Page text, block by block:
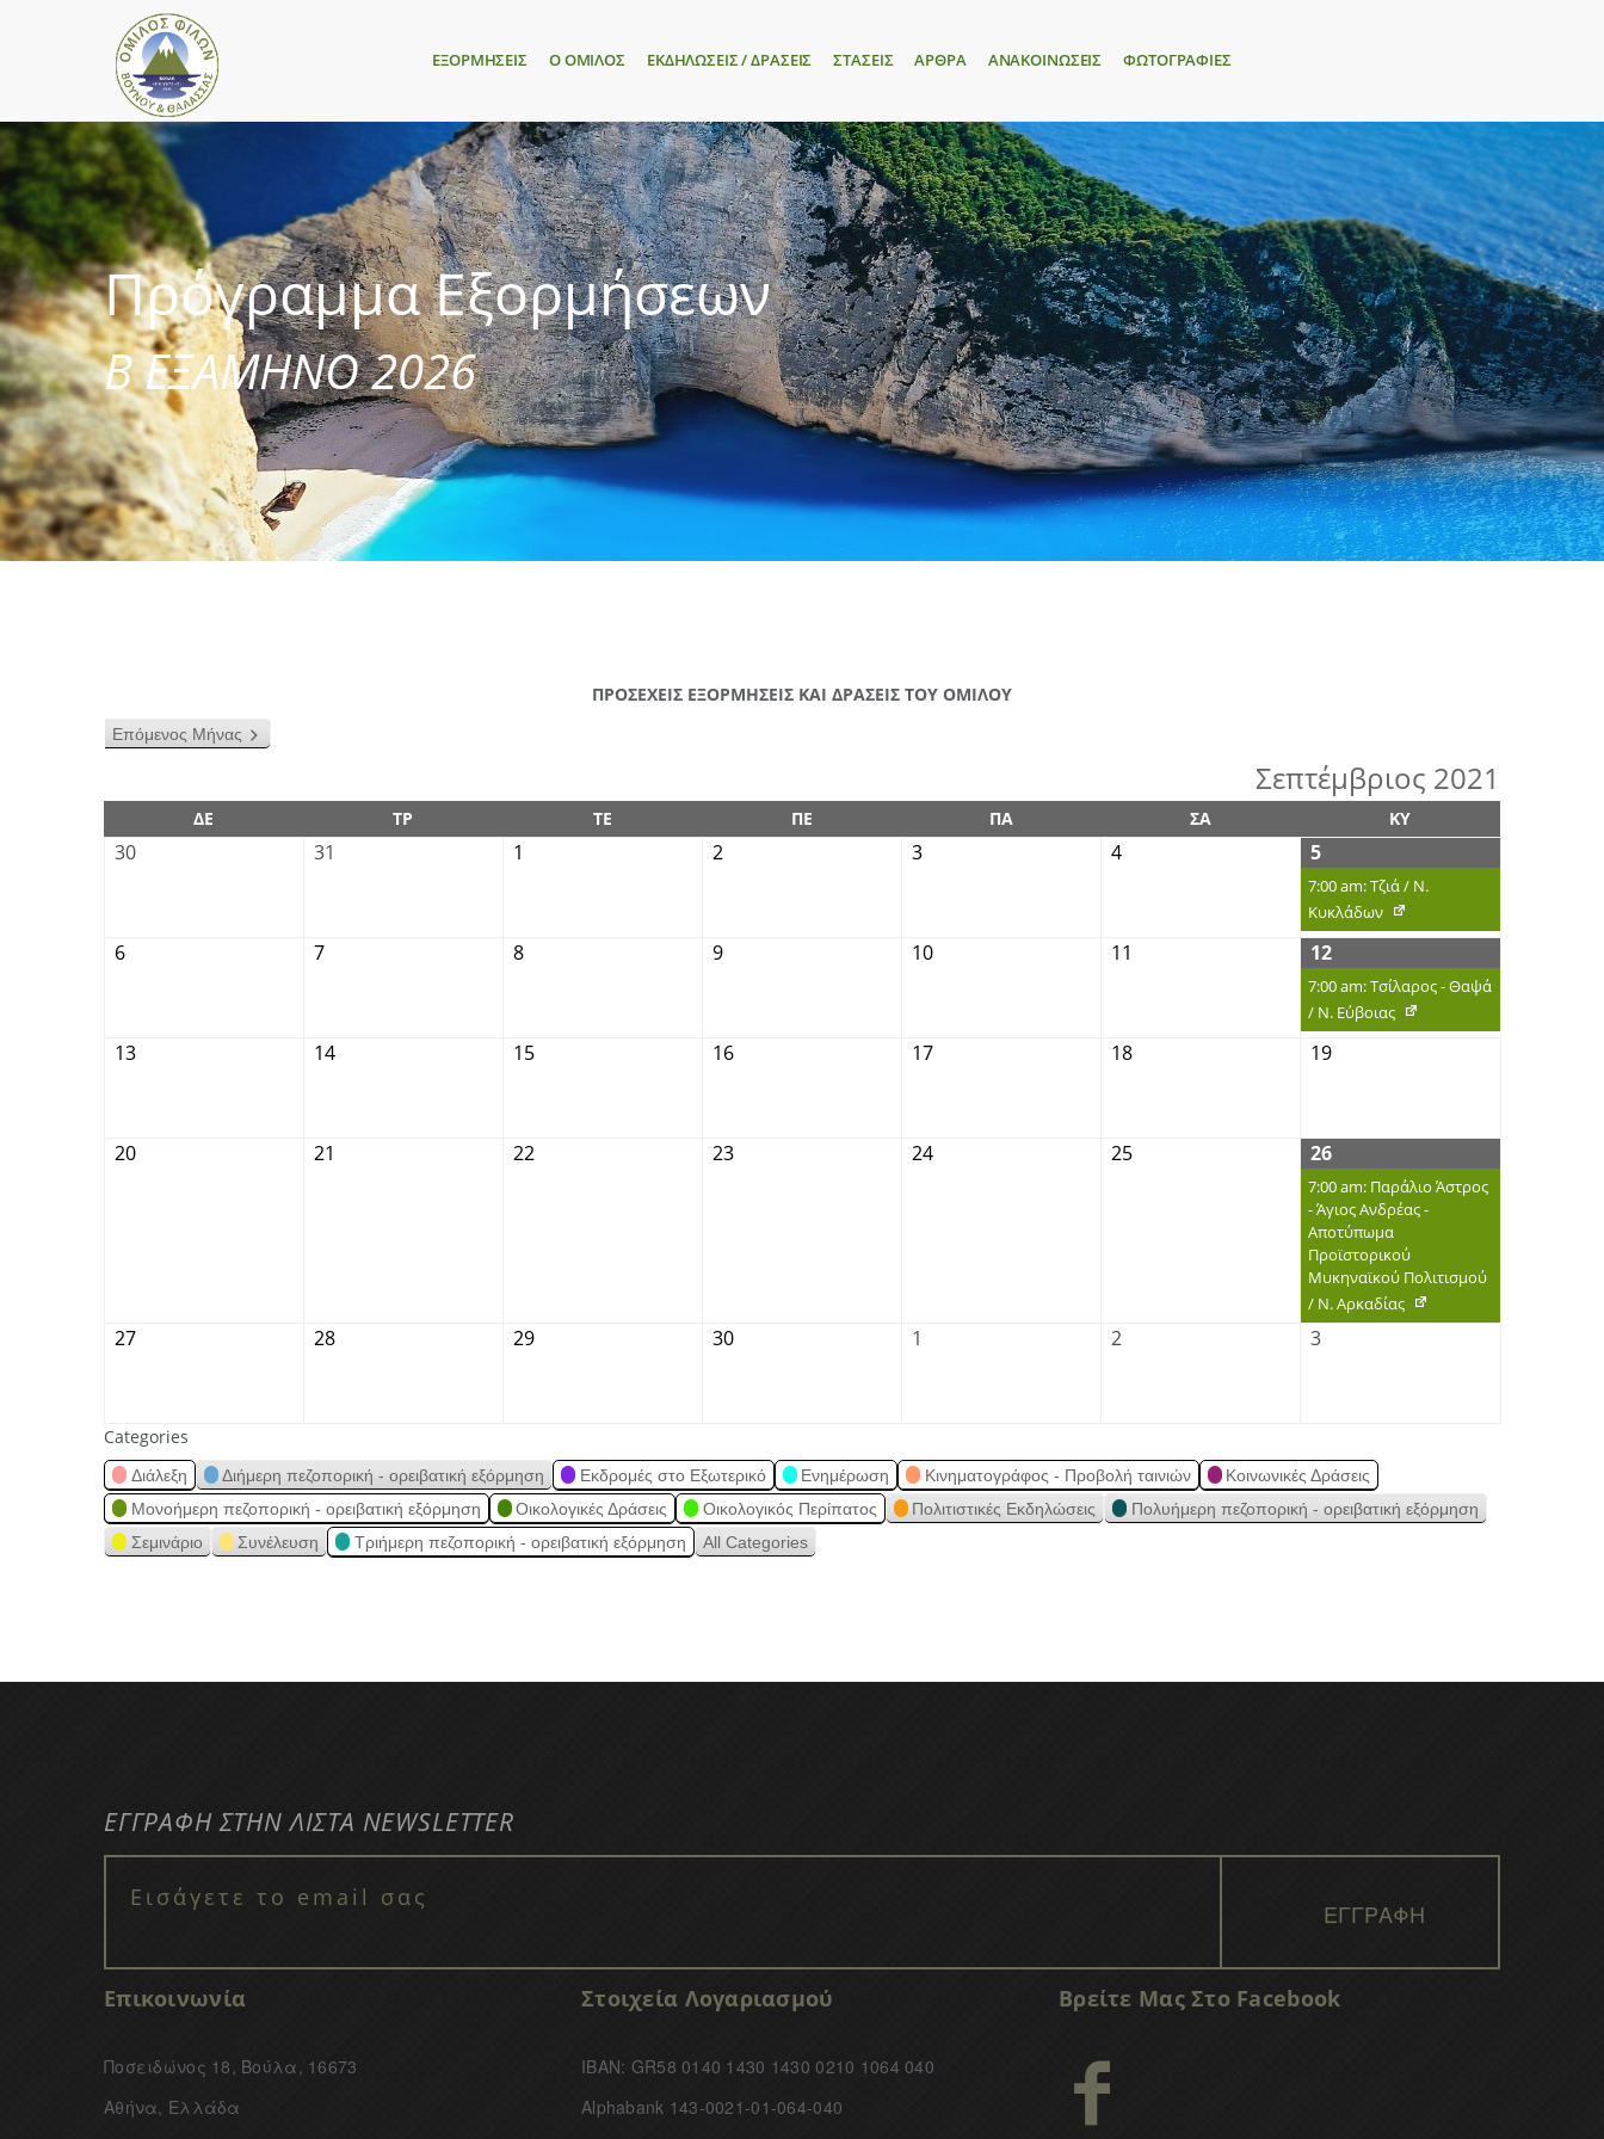
ΕΞΟΡΜΗΣΕΙΣ Ο ΟΜΙΛΟΣ ΕΚΔΗΛΩΣΕΙΣ / ΔΡΑΣΕΙΣ ΣΤΑΣΕΙΣ ΑΡΘΡΑ ΑΝΑΚΟΙΝΩΣΕΙΣ ΦΩΤΟΓΡΑΦΙΕΣ
Πρόγραμμα Εξορμήσεων
Β ΕΞΑΜΗΝΟ 2026
ΠΡΟΣΕΧΕΙΣ ΕΞΟΡΜΗΣΕΙΣ ΚΑΙ ΔΡΑΣΕΙΣ ΤΟΥ ΟΜΙΛΟΥ
Επόμενος Μήνας
Σεπτέμβριος 2021
ΔΕ ΤΡ ΤΕ ΠΕ ΠΑ ΣΑ ΚΥ
30 31 1 2 3 4 5
7:00 am: Τζιά / Ν.
Κυκλάδων
6 7 8 9 10 11 12
7:00 am: Τσίλαρος - Θαψά
/ Ν. Εύβοιας
13 14 15 16 17 18 19
20 21 22 23 24 25 26
7:00 am: Παράλιο Άστρος
- Άγιος Ανδρέας -
Αποτύπωμα
Προϊστορικού
Μυκηναϊκού Πολιτισμού
/ Ν. Αρκαδίας
27 28 29 30 1 2 3
Categories
Διάλεξη Διήμερη πεζοπορική - ορειβατική εξόρμηση Εκδρομές στο Εξωτερικό Ενημέρωση Κινηματογράφος - Προβολή ταινιών
Κοινωνικές Δράσεις
Μονοήμερη πεζοπορική - ορειβατική εξόρμηση
Οικολογικές Δράσεις Οικολογικός Περίπατος Πολιτιστικές Εκδηλώσεις
Πολυήμερη πεζοπορική - ορειβατική εξόρμηση
Σεμινάριο
Συνέλευση Τριήμερη πεζοπορική - ορειβατική εξόρμηση All Categories
ΕΓΓΡΑΦΗ ΣΤΗΝ ΛΙΣΤΑ NEWSLETTER
Επικοινωνία
Ποσειδώνος 18, Βούλα, 16673
Αθήνα, Ελλάδα
Στοιχεία Λογαριασμού
IBAN: GR58 0140 1430 1430 0210 1064 040
Alphabank 143-0021-01-064-040
Βρείτε Μας Στο Facebook